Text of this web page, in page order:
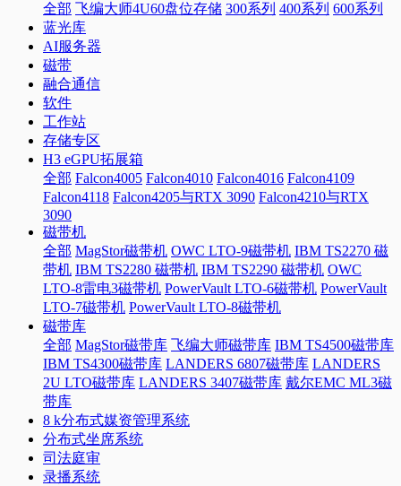
全部 飞编大师4U60盘位存储 300系列 400系列 600系列
蓝光库
AI服务器
磁带
融合通信
软件
工作站
存储专区
H3 eGPU拓展箱
全部 Falcon4005 Falcon4010 Falcon4016 Falcon4109
Falcon4118 Falcon4205与RTX 3090 Falcon4210与RTX
3090
磁带机
全部 MagStor磁带机 OWC LTO-9磁带机 IBM TS2270 磁
带机 IBM TS2280 磁带机 IBM TS2290 磁带机 OWC
LTO-8雷电3磁带机 PowerVault LTO-6磁带机 PowerVault
LTO-7磁带机 PowerVault LTO-8磁带机
磁带库
全部 MagStor磁带库 飞编大师磁带库 IBM TS4500磁带库
IBM TS4300磁带库 LANDERS 6807磁带库 LANDERS
2U LTO磁带库 LANDERS 3407磁带库 戴尔EMC ML3磁
带库
8 k分布式媒资管理系统
分布式坐席系统
司法庭审
录播系统